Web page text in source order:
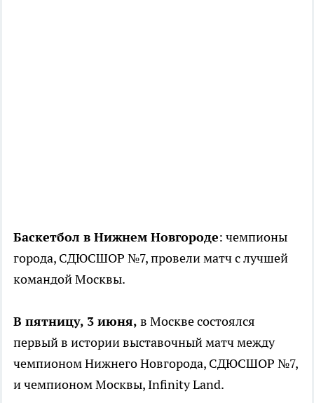
Баскетбол в Нижнем Новгороде: чемпионы
города, СДЮСШОР №7, провели матч с лучшей
командой Москвы.
В пятницу, 3 июня, в Москве состоялся
первый в истории выставочный матч между
чемпионом Нижнего Новгорода, СДЮСШОР №7,
и чемпионом Москвы, Infinity Land.